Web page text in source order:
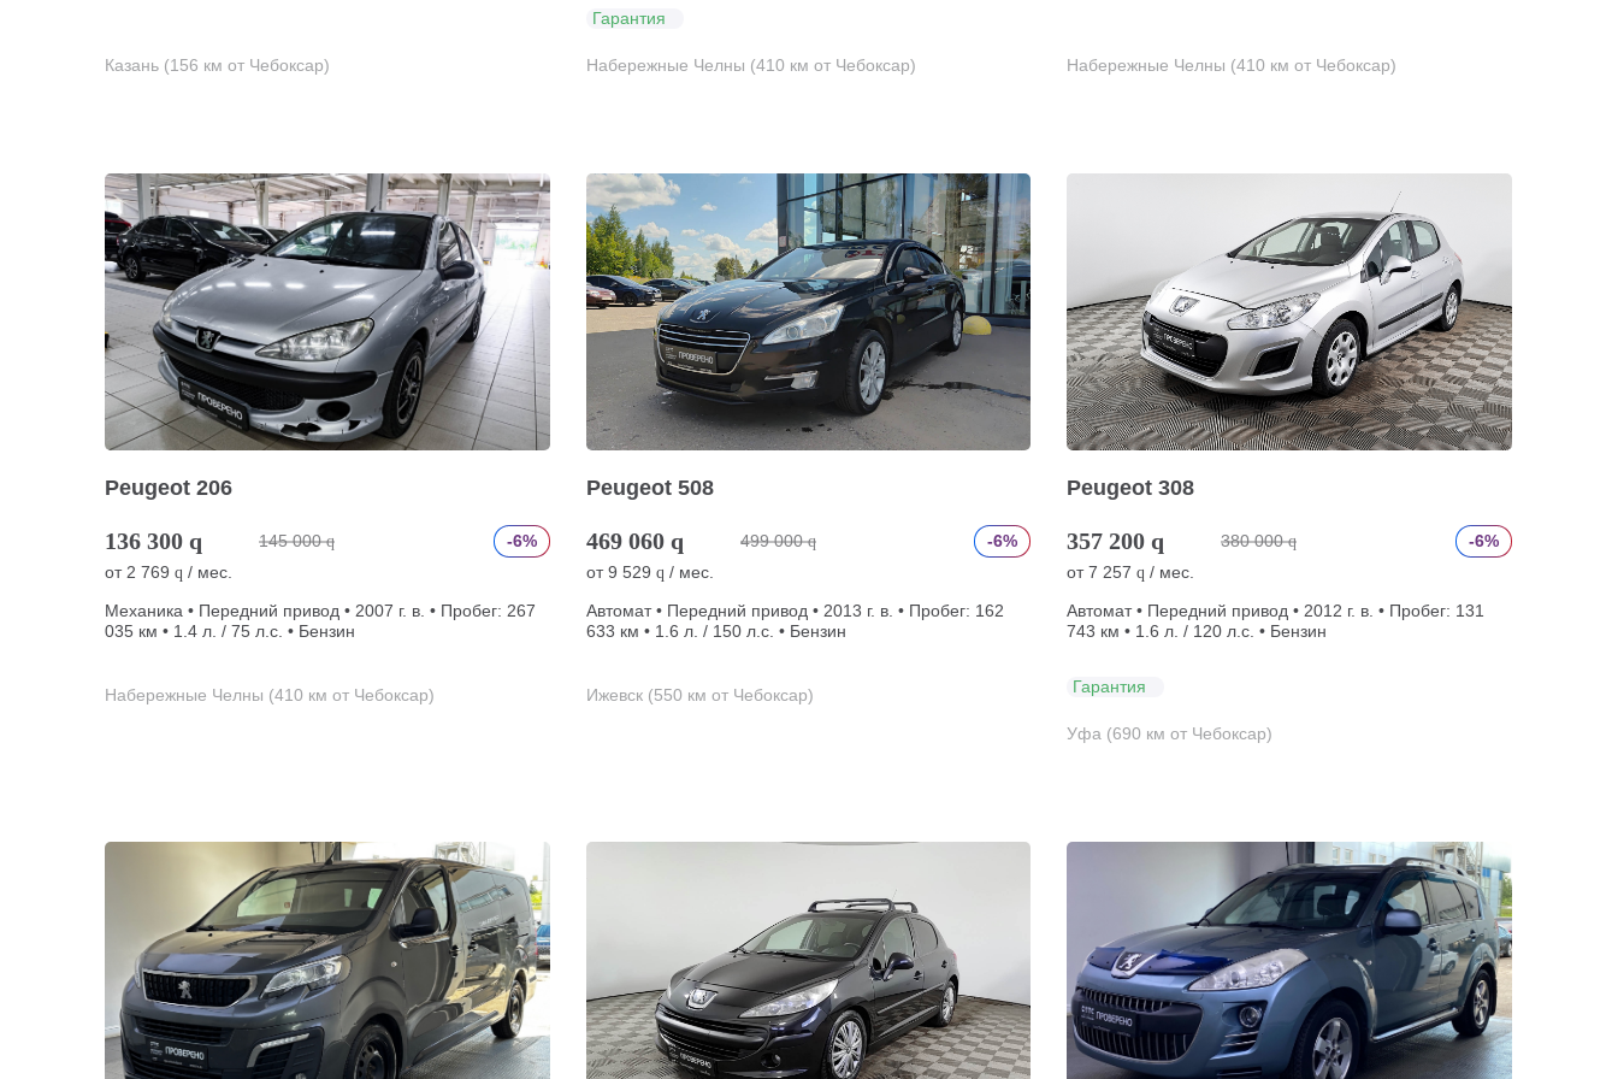
Казань (156 км от Чебоксар)
Гарантия
Набережные Челны (410 км от Чебоксар) Набережные Челны (410 км от Чебоксар)
Peugeot 206
136 300 q 145 000 q
-6%
от 2 769 q / мес.
Механика • Передний привод • 2007 г. в. • Пробег: 267
035 км • 1.4 л. / 75 л.с. • Бензин
Набережные Челны (410 км от Чебоксар)
Peugeot 508
469 060 q 499 000 q
-6%
от9 529 q / мес.
Автомат • Передний привод • 2013 г. в. • Пробег: 162
633 км • 1.6 л. / 150 л.с. • Бензин
Ижевск (550 км от Чебоксар)
Peugeot 308
357 200 q 380 000 q
-6%
от7 257 q / мес.
Автомат • Передний привод • 2012 г. в. • Пробег: 131
743 км • 1.6 л. / 120 л.с. • Бензин
Гарантия
Уфа (690 км от Чебоксар)